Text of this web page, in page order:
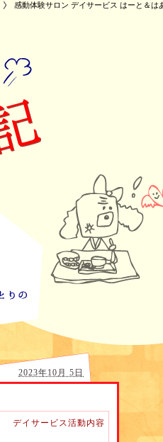
感動体験サロン デイサービス はーと＆は
2023年10月 5日
デイサービス活動内容